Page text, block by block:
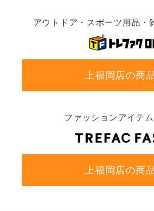
アウトドア・スポーツ用品・
上福岡店の商
ファッションアイテ
上福岡店の商